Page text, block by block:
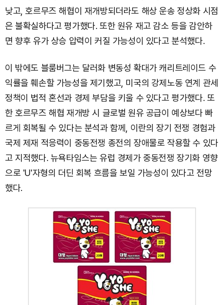
낮고, 호르무즈 해협이 재개방되더라도 해상 운송 정상화 시점
은 불확실하다고 평가했다. 또한 원유 재고 감소 등을 감안하
면 향후 유가 상승 압력이 커질 가능성이 있다고 분석했다.
이 밖에도 블룸버그는 달러화 변동성 확대가 캐리트레이드 수
익률을 훼손할 가능성을 제기했고, 미국의 강제노동 연계 관세
정책이 법적 혼선과 경제 부담을 키울 수 있다고 평가했다. 또
한 호르무즈 해협 재개방 시 글로벌 원유 공급이 예상보다 빠
르게 회복될 수 있다는 분석과 함께, 이란의 장기 전쟁 경험과
국제 제재 적응력이 중동전쟁 종전의 장애물로 작용할 수 있다
고 지적했다. 뉴욕타임스는 유럽 경제가 중동전쟁 장기화 영향
으로 'U'자형의 더딘 회복 흐름을 보일 가능성이 있다고 전망
했다.